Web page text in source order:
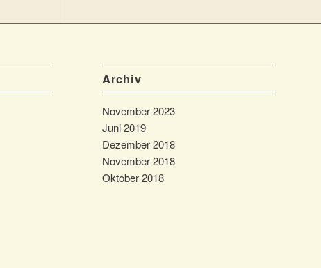
Archiv
November 2023
Juni 2019
Dezember 2018
November 2018
Oktober 2018